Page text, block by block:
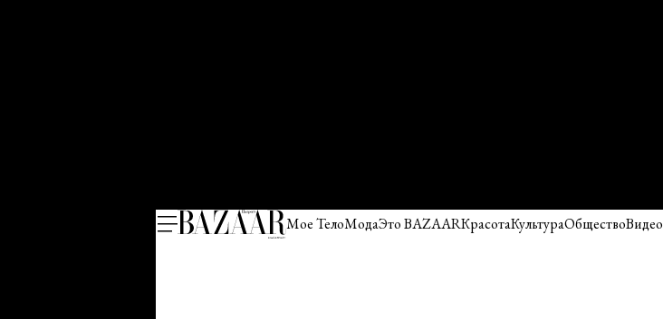
Мое ТелоМодаЭто BAZAARКрасотаКультураОбществоВидео